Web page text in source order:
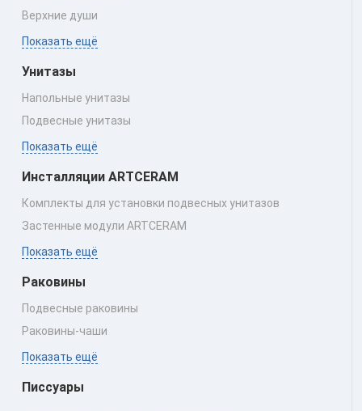
Верхние души
Показать ещё
Унитазы
Напольные унитазы
Подвесные унитазы
Показать ещё
Инсталляции ARTCERAM
Комплекты для установки подвесных унитазов
Застенные модули ARTCERAM
Показать ещё
Раковины
Подвесные раковины
Раковины‑чаши
Показать ещё
Писсуары